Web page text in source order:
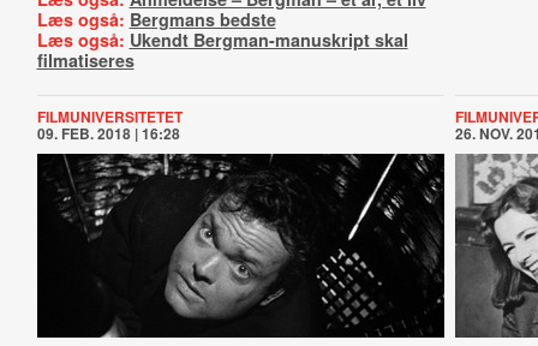
Læs også: Bergmans bedste
Læs også: Ukendt Bergman-manuskript skal
filmatiseres
FILMUNIVERSITETET
09. FEB. 2018 | 16:28 26. NOV.